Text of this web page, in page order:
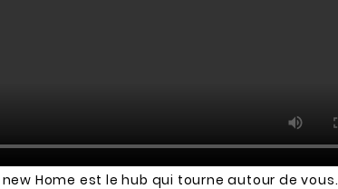
Home est le hub qui tourne autour de vous.